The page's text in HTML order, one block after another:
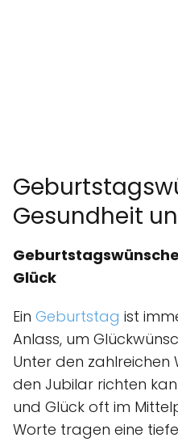
Gesundheit
Glück
Ein Geburtstag ist
Anlass, um
Unter den zahlreichen
den Jubilar richten
und Glück oft im
Worte tragen eine